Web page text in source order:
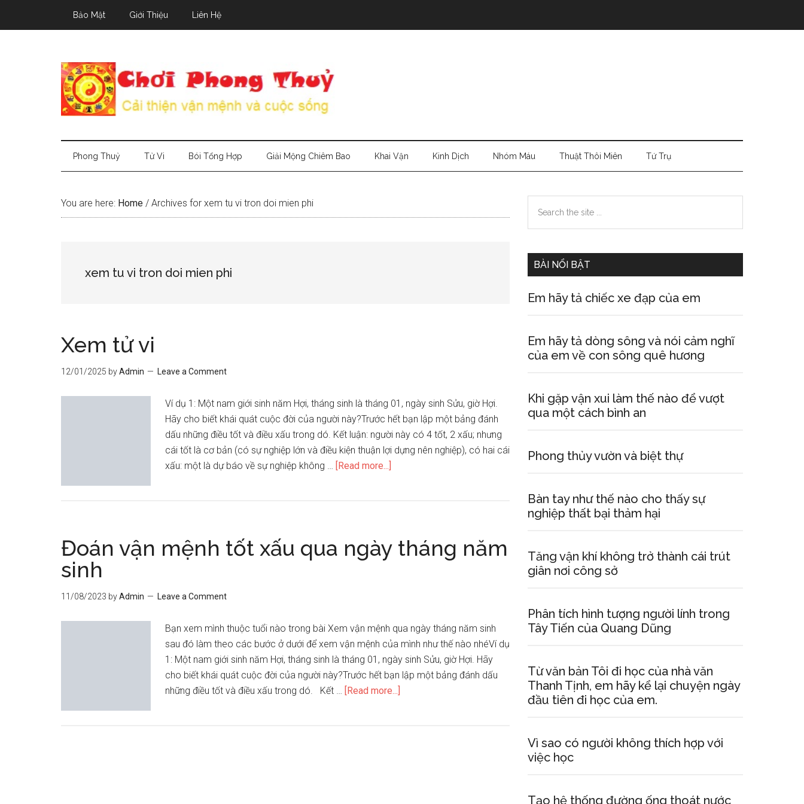
Bảo Mật Giới Thiệu Liên Hệ
Phong Thuỷ Tử Vi Bói Tổng Hợp Giải Mộng Chiêm Bao Khai Vận Kinh Dịch Nhóm Máu Thuật Thôi Miên Tứ Trụ
You are here: Home / Archives for xem tu vi tron doi mien phi
xem tu vi tron doi mien phi
Xem tử vi
12/01/2025 byAdmin Leave a Comment
Ví dụ 1: Một nam giới sinh năm Hợi, tháng sinh là tháng 01, ngày sinh Sửu, giờ Hợi.
Hãy cho biết khái quát cuộc đời của người này?Trước hết bạn lập một bảng đánh
dấu những điều tốt và điều xấu trong dó. Kết luận: người này có 4 tốt, 2 xấu; nhưng
cái tốt là cơ bản (có sự nghiệp lớn và điều kiện thuận lợi dựng nên nghiệp), có hai cái
xấu: một là dự báo về sự nghiệp không … [Read more...]
Đoán vận mệnh tốt xấu qua ngày tháng năm
sinh
11/08/2023 byAdmin Leave a Comment
Bạn xem mình thuộc tuổi nào trong bài Xem vận mệnh qua ngày tháng năm sinh
sau đó làm theo các bước ở dưới để xem vận mệnh của mình như thế nào nhéVí dụ
1: Một nam giới sinh năm Hợi, tháng sinh là tháng 01, ngày sinh Sửu, giờ Hợi. Hãy
cho biết khái quát cuộc đời của người này?Trước hết bạn lập một bảng đánh dấu
những điều tốt và điều xấu trong dó. Kết … [Read more...]
Primary
Sidebar
the
BÀI NỔI BẬT
Em hãy tả chiếc xe đạp của em
Em hãy tả dòng sông và nói cảm nghĩ
của em về con sông quê hương
Khi gặp vận xui làm thế nào để vượt
qua một cách bình an
Phong thủy vườn và biệt thự
Bàn tay như thế nào cho thấy sự
nghiệp thất bại thảm hại
Tăng vận khí không trở thành cái trút
giân nơi công sở
Phân tích hình tượng người lính trong
Tây Tiến của Quang Dũng
Từ văn bản Tôi đi học của nhà văn
Thanh Tịnh, em hãy kể lại chuyện ngày
đầu tiên đi học của em.
Vì sao có người không thích hợp với
việc học
Tạo hệ thống đường ống thoát nước